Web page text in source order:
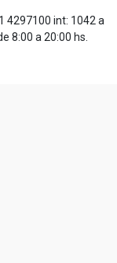
4297100 int: 1042 a
8:00 a 20:00 hs.